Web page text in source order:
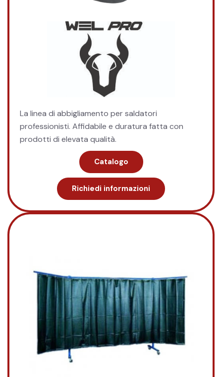
La linea di abbigliamento per saldatori
professionisti. Affidabile e duratura fatta con
prodotti di elevata qualità.
Catalogo
Richiedi informazioni